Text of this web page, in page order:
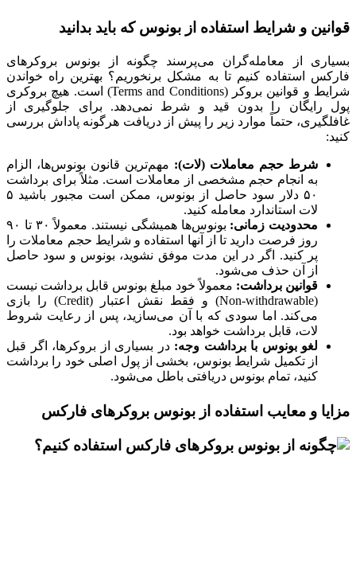
قوانین و شرایط استفاده از بونوس که باید بدانید
بسیاری از معامله‌گران می‌پرسند چگونه از بونوس بروکرهای
فارکس استفاده کنیم تا به مشکل برنخوریم؟ بهترین راه خواندن
شرایط و قوانین بروکر (Terms and Conditions) است. هیچ بروکری
پول رایگان را بدون قید و شرط نمی‌دهد. برای جلوگیری از
غافلگیری، حتماً موارد زیر را پیش از دریافت هرگونه پاداش بررسی
کنید:
شرط حجم معاملات (لات): مهم‌ترین قانون بونوس‌ها، الزام
به انجام حجم مشخصی از معاملات است. مثلاً برای برداشت
۵۰ دلار سود حاصل از بونوس، ممکن است مجبور باشید ۵
لات استاندارد معامله کنید.
محدودیت زمانی:
بونوس‌ها همیشگی نیستند. معمولاً ۳۰ تا ۹۰
روز فرصت دارید تا از آنها استفاده و شرایط حجم معاملات را
پر کنید. اگر در این مدت موفق نشوید، بونوس و سود حاصل
از آن حذف می‌شود.
قوانین برداشت: معمولاً خود مبلغ بونوس قابل برداشت نیست
(Non-withdrawable) و فقط نقش اعتبار (Credit) را بازی
می‌کند. اما سودی که با آن می‌سازید، پس از رعایت شروط
لات، قابل برداشت خواهد بود.
لغو بونوس با برداشت وجه: در بسیاری از بروکرها، اگر قبل
از تکمیل شرایط بونوس، بخشی از پول اصلی خود را برداشت
کنید، تمام بونوس دریافتی باطل می‌شود.
مزایا و معایب استفاده از بونوس بروکرهای فارکس